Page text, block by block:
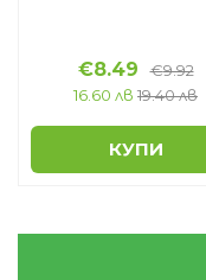
€8.49 €9.92
16.60 лв 19.40 лв
КУПИ